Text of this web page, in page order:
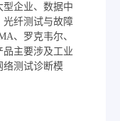
型企业、数据中
光纤测试与故障
、罗克韦尔、
品主要涉及工业
络测试诊断模